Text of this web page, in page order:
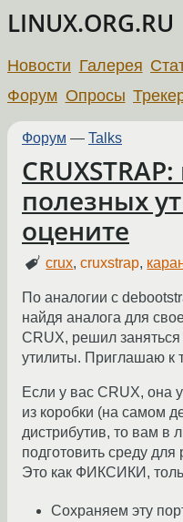
LINUX.ORG.RU
Новости Галерея
Форум Опросы
Форум — Talks
полезных
оцените
crux,cruxstrap,
По аналогии с
найдя аналога для
CRUX, решил
утилиты. Приглашаю к
Если у вас CRUX, она
из коробки (на самом
дистрибутив, то вам в
подготовить среду
Это как ФИКСИКИ,
Сохраняем эту